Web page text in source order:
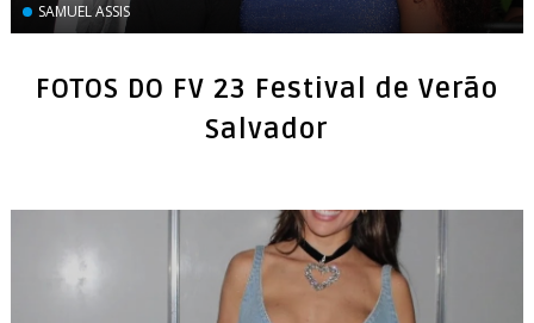
SAMUEL ASSIS
FOTOS DO FV 23 Festival de Verão
Salvador